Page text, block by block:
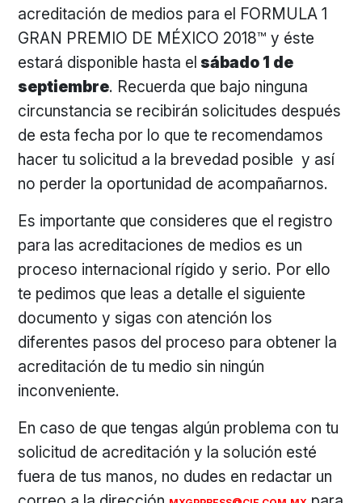
acreditación de medios para el FORMULA 1
GRAN PREMIO DE MÉXICO 2018™ y éste
estará disponible hasta el sábado 1 de
septiembre. Recuerda que bajo ninguna
circunstancia se recibirán solicitudes después
de esta fecha por lo que te recomendamos
hacer tu solicitud a la brevedad posible y así
no perder la oportunidad de acompañarnos.
Es importante que consideres que el registro
para las acreditaciones de medios es un
proceso internacional rígido y serio. Por ello
te pedimos que leas a detalle el siguiente
documento y sigas con atención los
diferentes pasos del proceso para obtener la
acreditación de tu medio sin ningún
inconveniente.
En caso de que tengas algún problema con tu
solicitud de acreditación y la solución esté
fuera de tus manos, no dudes en redactar un